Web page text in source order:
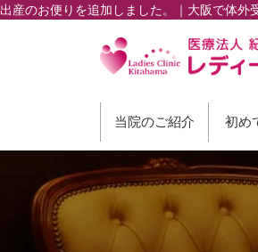
出産のお便りを追加しました。｜大阪で体外
当院のご紹介 初め